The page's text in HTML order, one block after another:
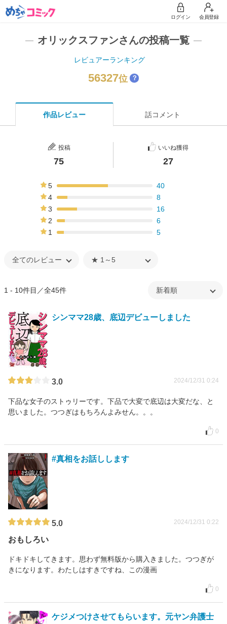
ログイン 会員登録
オリックスファンさんの投稿一覧
レビュアーランキング
56327位 ？
作品レビュー 話コメント
投稿
75
いいね獲得
27
5
40
4
8
3
16
2
6
1
5
1 - 10件目／全45件
シンママ28歳、底辺デビューしました
3.0 2024/12/31 0:24
下品な女子のストゥリーです。下品で大変で底辺は大変だな、と
思いました。つつぎはもちろんよみせん。。。
0
#真相をお話しします
5.0 2024/12/31 0:22
おもしろい
ドキドキしてきます。思わず無料版から購入きました。つつぎが
きになります。わたしはすきですね、この漫画
0
ケジメつけさせてもらいます。元ヤン弁護士